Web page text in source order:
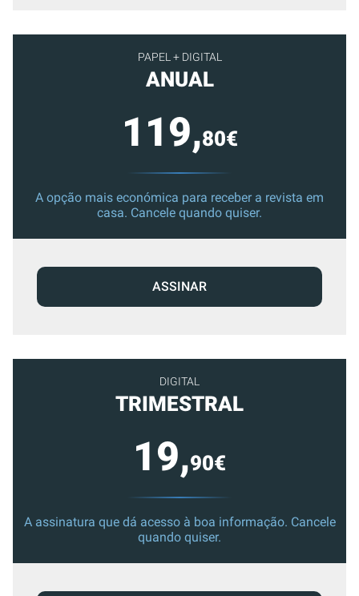
PAPEL + DIGITAL
ANUAL
119,80€
A opção mais económica para receber a revista em
casa. Cancele quando quiser.
ASSINAR
DIGITAL
TRIMESTRAL
19,90€
A assinatura que dá acesso à boa informação. Cancele
quando quiser.